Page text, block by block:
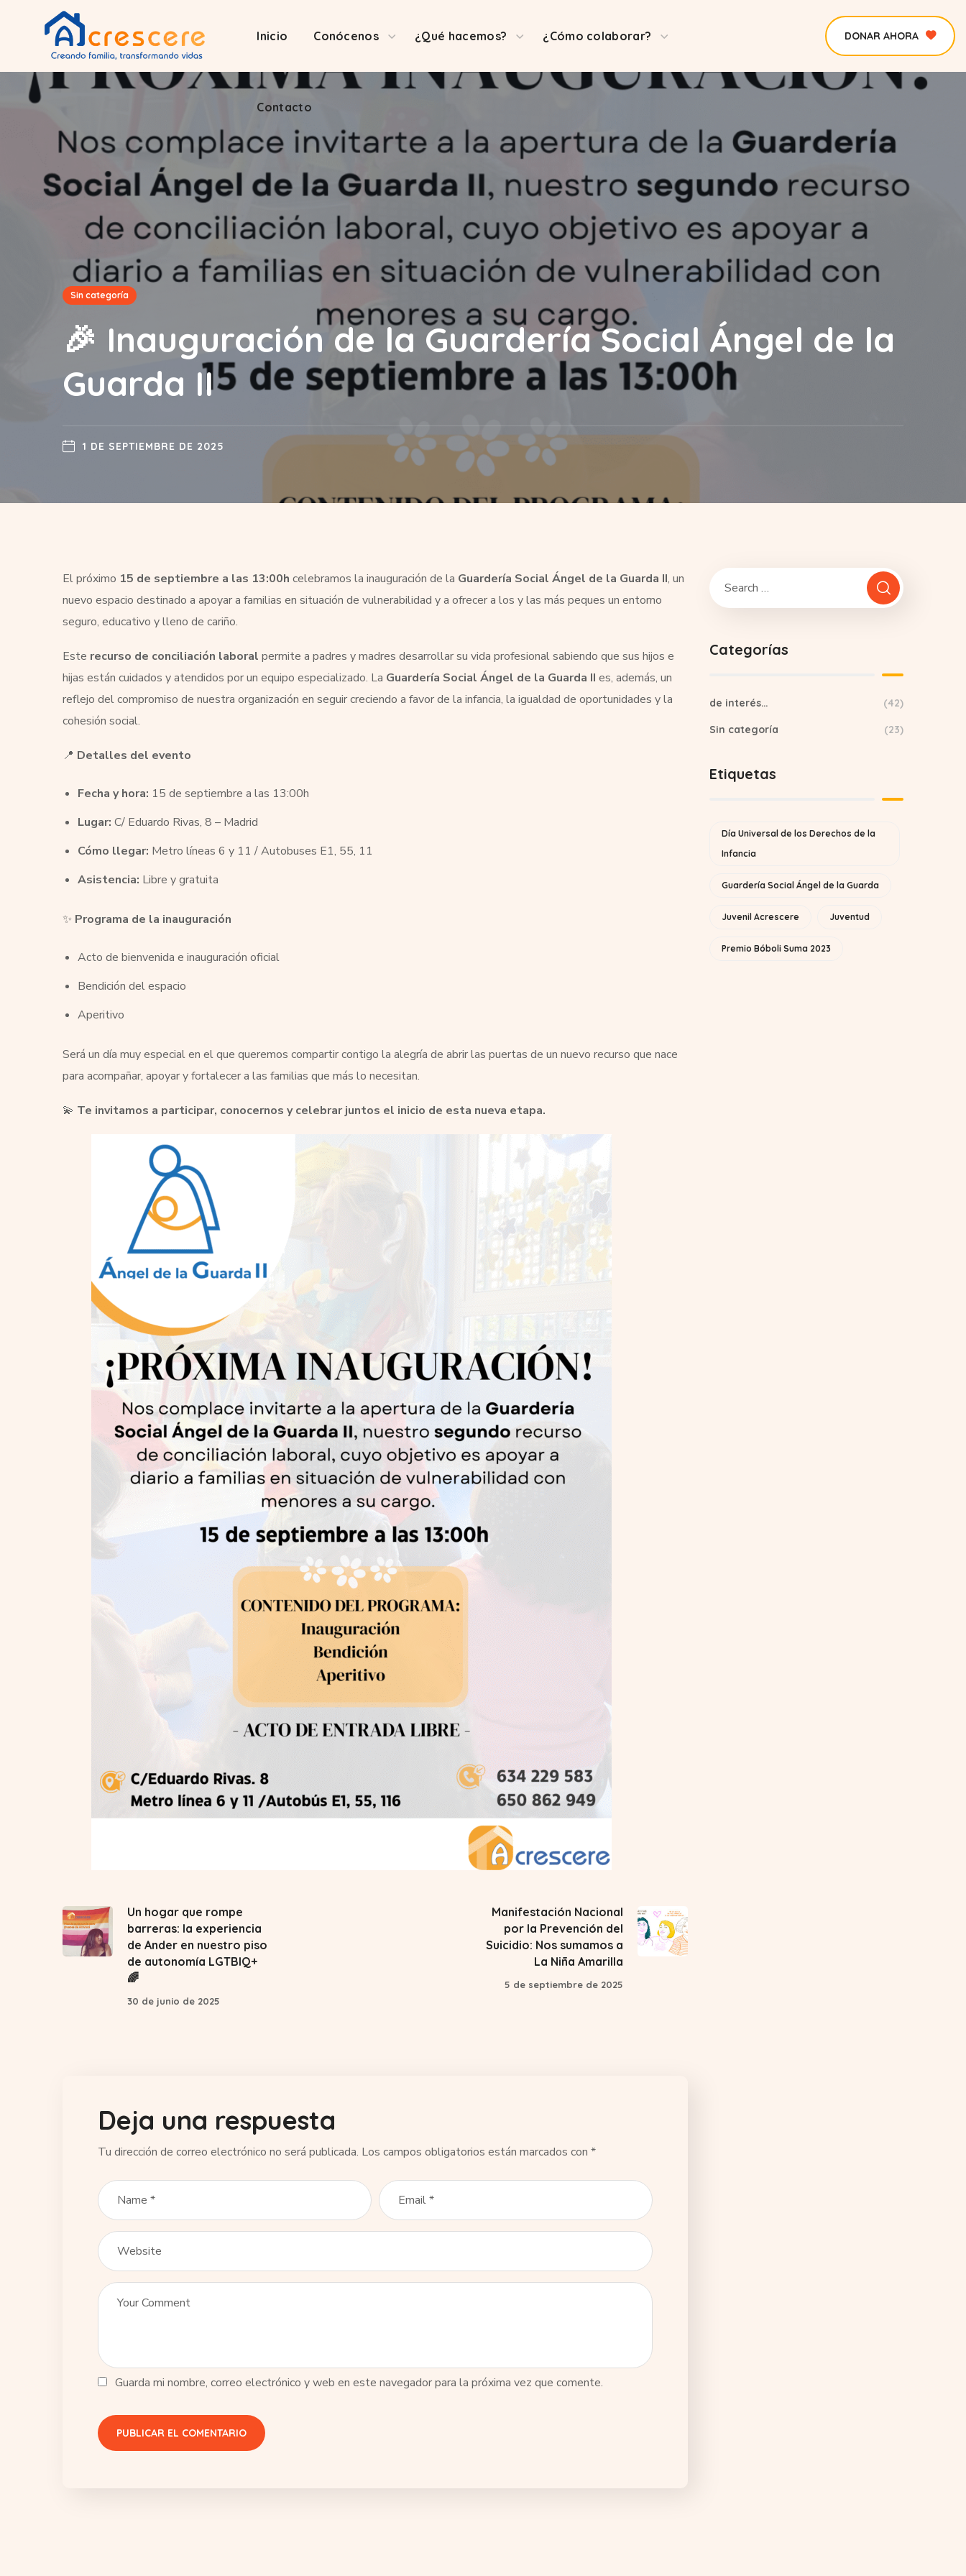
Inicio Conócenos ¿Qué hacemos? ¿Cómo colaborar?
Contacto
DONAR AHORA
Sin categoría
🎉 Inauguración de la Guardería Social Ángel de la
Guarda II
1 DE SEPTIEMBRE DE 2025
El próximo 15 de septiembre a las 13:00h celebramos la inauguración de la Guardería Social Ángel de la Guarda II, un
nuevo espacio destinado a apoyar a familias en situación de vulnerabilidad y a ofrecer a los y las más peques un entorno
seguro, educativo y lleno de cariño.
Este recurso de conciliación laboral permite a padres y madres desarrollar su vida profesional sabiendo que sus hijos e
hijas están cuidados y atendidos por un equipo especializado. La Guardería Social Ángel de la Guarda II es, además, un
reflejo del compromiso de nuestra organización en seguir creciendo a favor de la infancia, la igualdad de oportunidades y la
cohesión social.
📍 Detalles del evento
Fecha y hora: 15 de septiembre a las 13:00h
Lugar: C/ Eduardo Rivas, 8 – Madrid
Cómo llegar: Metro líneas 6 y 11 / Autobuses E1, 55, 11
Asistencia: Libre y gratuita
✨ Programa de la inauguración
Acto de bienvenida e inauguración oficial
Bendición del espacio
Aperitivo
Será un día muy especial en el que queremos compartir contigo la alegría de abrir las puertas de un nuevo recurso que nace
para acompañar, apoyar y fortalecer a las familias que más lo necesitan.
💫 Te invitamos a participar, conocernos y celebrar juntos el inicio de esta nueva etapa.
Un hogar que rompe
barreras: la experiencia
de Ander en nuestro piso
de autonomía LGTBIQ+
🌈
30 de junio de 2025
Manifestación Nacional
por la Prevención del
Suicidio: Nos sumamos a
La Niña Amarilla
5 de septiembre de 2025
Deja una respuesta
Tu dirección de correo electrónico no será publicada. Los campos obligatorios están marcados con *
Guarda mi nombre, correo electrónico y web en este navegador para la próxima vez que comente.
Categorías
de interés… (42)
Sin categoría (23)
Etiquetas
Día Universal de los Derechos de la
Infancia
Guardería Social Ángel de la Guarda
Juvenil Acrescere Juventud
Premio Bóboli Suma 2023